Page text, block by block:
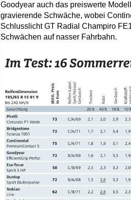
Goodyear auch das preiswerte
gravierende Schwäche, wobei
Schlusslicht GT Radial Champiro
Schwächen auf nasser Fahrbahn.